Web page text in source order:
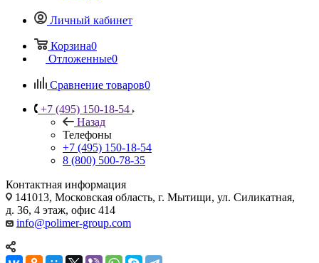
Личный кабинет
Корзина0
Отложенные0
Сравнение товаров0
+7 (495) 150-18-54
Назад
Телефоны
+7 (495) 150-18-54
8 (800) 500-78-35
Контактная информация
141013, Московская область, г. Мытищи, ул. Силикатная,
д. 36, 4 этаж, офис 414
info@polimer-group.com